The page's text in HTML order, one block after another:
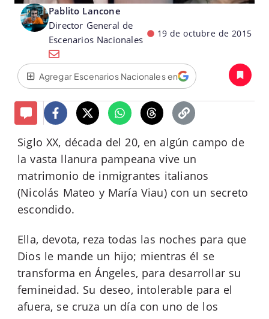
Pablito Lancone
Director General de
Escenarios Nacionales
19 de octubre de 2015
Agregar Escenarios Nacionales en
Siglo XX, década del 20, en algún campo de
la vasta llanura pampeana vive un
matrimonio de inmigrantes italianos
(Nicolás Mateo y María Viau) con un secreto
escondido.
Ella, devota, reza todas las noches para que
Dios le mande un hijo; mientras él se
transforma en Ángeles, para desarrollar su
femineidad. Su deseo, intolerable para el
afuera, se cruza un día con uno de los